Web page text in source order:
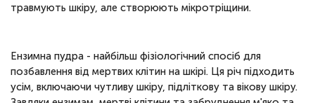
травмують шкіру, але створюють мікротріщини.
Ензимна пудра - найбільш фізіологічний спосіб для
позбавлення від мертвих клітин на шкірі. Ця річ підходить
усім, включаючи чутливу шкіру, підліткову та вікову шкіру.